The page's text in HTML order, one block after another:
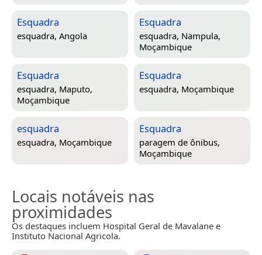
Esquadra
esquadra, Angola
Esquadra
esquadra, Nampula,
Moçambique
Esquadra
esquadra, Maputo,
Moçambique
Esquadra
esquadra, Moçambique
esquadra
esquadra, Moçambique
Esquadra
paragem de ônibus,
Moçambique
Locais notáveis nas
proximidades
Os destaques incluem Hospital Geral de Mavalane e
Instituto Nacional Agricola.